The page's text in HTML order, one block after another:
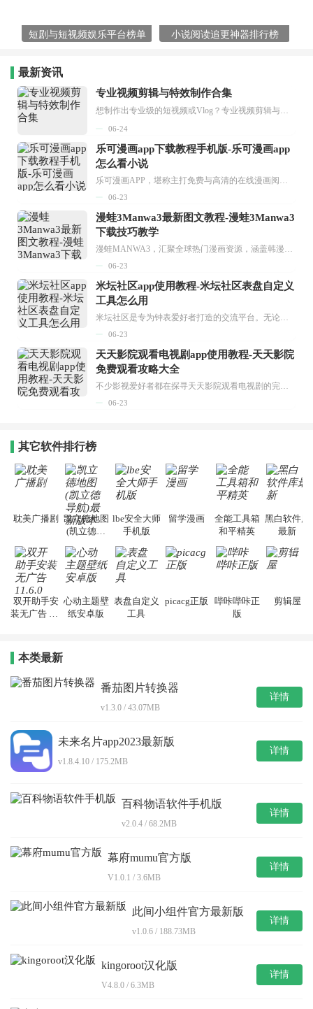
短剧与短视频娱乐平台榜单 小说阅读追更神器排行榜
最新资讯
专业视频剪辑与特效制作合集
想制作出专业级的短视频或Vlog？专业视频剪辑与特效制作大全专题为你提供了从剪辑、抠像到特效包装的全套解决方案。无论是添加炫酷的片头、进行精准的视频抠图，还是制...
06-24
乐可漫画app下载教程手机版-乐可漫画app
怎么看小说
乐可漫画APP，堪称主打免费与高清的在线漫画阅读神器。其官方版提供海量完整版漫画资源，无论是国内漫画，还是日漫、韩漫、台漫、美漫等国外漫画，应有尽有，随时供你阅读。只需轻点一下，便能直接进入阅读界面。不仅如此，乐可漫画最新版本更新速度极快，在这里，你总能抢先看到全网一手漫画章节内容！...
06-23
漫蛙3Manwa3最新图文教程-漫蛙3Manwa3
下载技巧教学
漫蛙MANWA3，汇聚全球热门漫画资源，涵盖韩漫、欧美漫画、国漫等多种类型，题材丰富多样，全方位满足用户阅读喜好。它不仅是阅读平台，更是创作平台，为广大用户打造零门槛创作环境。...
06-23
米坛社区app使用教程-米坛社区表盘自定义
工具怎么用
米坛社区是专为钟表爱好者打造的交流平台。无论你是初涉钟表领域的普通爱好者，还是拥有多年收藏经验的资深玩家，都能在此找到属于自己的天地。 无需注册，就能轻松参与其中。通过专业的讨论论坛与丰富的交互功能，你可与世界各地的钟表爱好者畅快交流。若你钟情于钟表，米坛社区无疑是值得一试的理想之选。在这里，你能获取最新的手表资讯，交流见解，提升鉴赏品味，让每一块手表都成为收藏故事中重要的一部分。感兴趣的朋友，不要错过下载机会。...
06-23
天天影院观看电视剧app使用教程-天天影院
免费观看攻略大全
不少影视爱好者都在探寻天天影院观看电视剧的完整方法，结合最新平台使用规则，本篇新手入门攻略全面讲解观看渠道、检索流程、播放设置以及画面模式调整等实用内容。全文适配手机、电脑等主流设备，步骤简洁易懂，无论是初次使用的新手，还是想要优化观影体验的用户，都能参照内容快速上手，熟练掌握平台各项操作技巧，轻松畅享影视内容。...
06-23
其它软件排行榜
耽美广播剧
凯立德地图
(凯立德导
lbe安全大师
手机版
留学漫画
全能工具箱
和平精英
黑白软件库
最新
双开助手安
装无广告 11.
心动主题壁
纸安卓版
表盘自定义
工具
picacg正版
哔咔哔咔正
版
剪辑屋
本类最新
番茄图片转换器
v1.3.0 / 43.07MB
详情
未来名片app2023最新版
v1.8.4.10 / 175.2MB
详情
百科物语软件手机版
v2.0.4 / 68.2MB
详情
幕府mumu官方版
V1.0.1 / 3.6MB
详情
此间小组件官方最新版
v1.0.6 / 188.73MB
详情
kingoroot汉化版
V4.8.0 / 6.3MB
详情